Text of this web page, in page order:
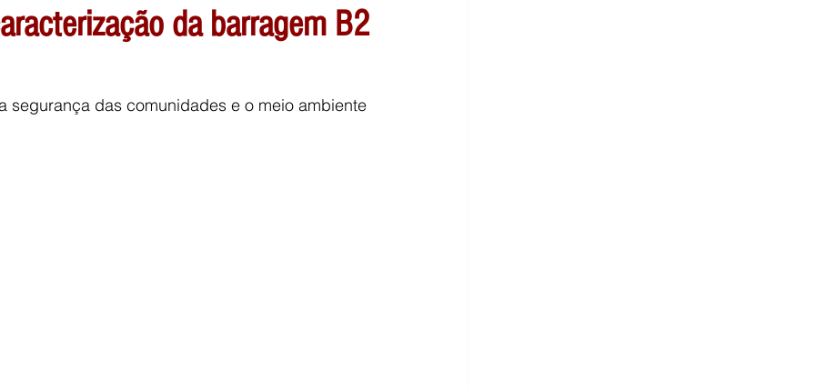
da barragem B2
segurança das comunidades e o meio ambiente